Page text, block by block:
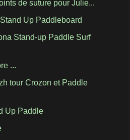
de suture pour Julie...
Up Paddleboard
Stand-up Paddle Surf
...
tour Crozon et Paddle
Up Paddle